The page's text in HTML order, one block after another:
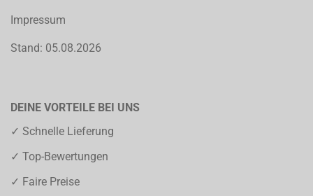
Impressum
Stand: 05.08.2026
DEINE VORTEILE BEI UNS
✓ Schnelle Lieferung
✓ Top-Bewertungen
✓ Faire Preise